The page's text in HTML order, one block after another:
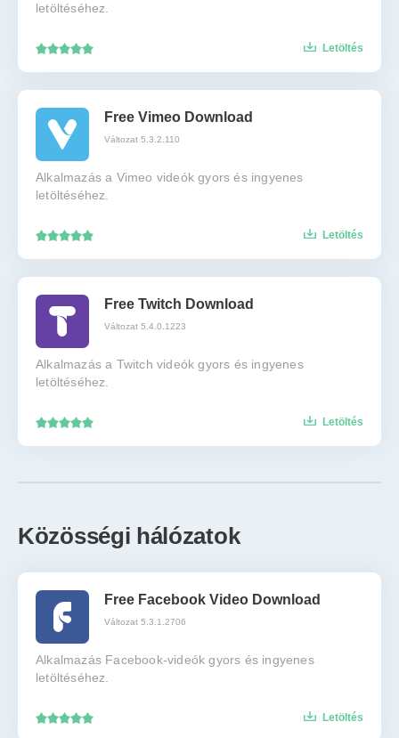
letöltéséhez.
Letöltés
Free Vimeo Download
Változat 5.3.2.110
Alkalmazás a Vimeo videók gyors és ingyenes
letöltéséhez.
Letöltés
Free Twitch Download
Változat 5.4.0.1223
Alkalmazás a Twitch videók gyors és ingyenes
letöltéséhez.
Letöltés
Közösségi hálózatok
Free Facebook Video Download
Változat 5.3.1.2706
Alkalmazás Facebook-videók gyors és ingyenes
letöltéséhez.
Letöltés